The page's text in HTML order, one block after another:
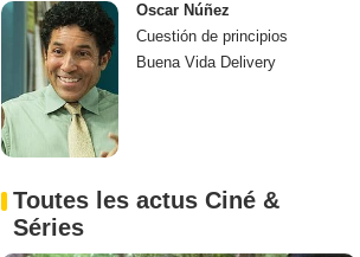
Oscar Núñez
Cuestión de principios
Buena Vida Delivery
Toutes les actus Ciné &
Séries